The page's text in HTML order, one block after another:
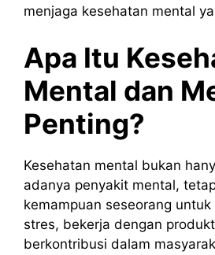
menjaga kesehatan mental
Apa Itu
Mental dan
Penting?
Kesehatan mental bukan
adanya penyakit mental,
kemampuan seseorang
stres, bekerja dengan
berkontribusi dalam